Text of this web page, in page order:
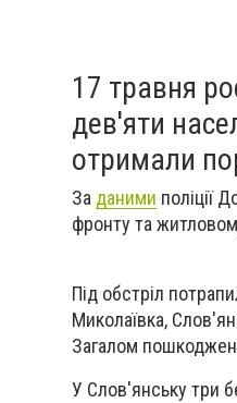
17 травня
дев'яти
отримали
За даними поліції
фронту та
Під обстріл
Миколаївка,
Загалом
У Слов'янську три